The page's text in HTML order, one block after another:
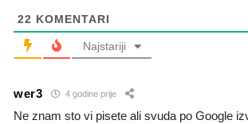
22 KOMENTARI
Najstariji
wer3 4 godine prije
Ne znam sto vi pisete ali svuda po Google